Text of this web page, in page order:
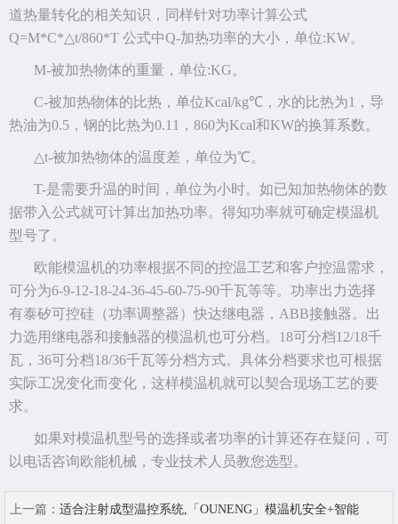
道热量转化的相关知识，同样针对功率计算公式
Q=M*C*△t/860*T 公式中Q-加热功率的大小，单位:KW。
M-被加热物体的重量，单位:KG。
C-被加热物体的比热，单位Kcal/kg℃，水的比热为1，导
热油为0.5，钢的比热为0.11，860为Kcal和KW的换算系数。
△t-被加热物体的温度差，单位为℃。
T-是需要升温的时间，单位为小时。如已知加热物体的数
据带入公式就可计算出加热功率。得知功率就可确定模温机
型号了。
欧能模温机的功率根据不同的控温工艺和客户控温需求，
可分为6-9-12-18-24-36-45-60-75-90千瓦等等。功率出力选择
有泰矽可控硅（功率调整器）快达继电器，ABB接触器。出
力选用继电器和接触器的模温机也可分档。18可分档12/18千
瓦，36可分档18/36千瓦等分档方式。具体分档要求也可根据
实际工况变化而变化，这样模温机就可以契合现场工艺的要
求。
如果对模温机型号的选择或者功率的计算还存在疑问，可
以电话咨询欧能机械，专业技术人员教您选型。
上一篇： 适合注射成型温控系统,「OUNENG」模温机安全+智能